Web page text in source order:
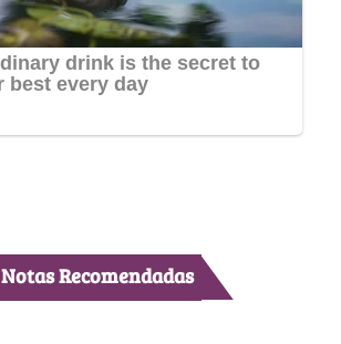
Notas Recomendadas